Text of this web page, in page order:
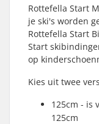
Rottefella Start
je ski's worden
Rottefella Start
Start
op
Kies uit twee
125cm - is
125cm